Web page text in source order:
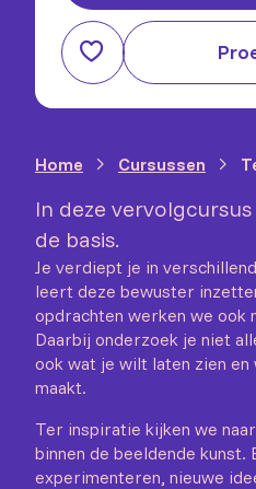
Home Cursussen
In deze
de basis.
Je verdiept je in
leert deze bewuster
opdrachten werken we ook
Daarbij onderzoek je niet
ook wat je wilt laten zien en
maakt.
Ter inspiratie kijken we
binnen de beeldende kunst.
experimenteren, nieuwe